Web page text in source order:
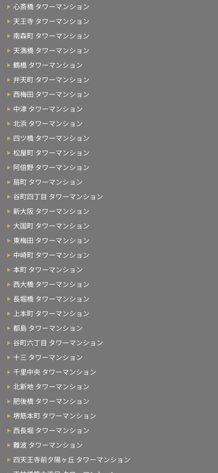
心斎橋 タワーマンション
天王寺 タワーマンション
南森町 タワーマンション
天満橋 タワーマンション
鶴橋 タワーマンション
弁天町 タワーマンション
西梅田 タワーマンション
中津 タワーマンション
北浜 タワーマンション
四ツ橋 タワーマンション
松屋町 タワーマンション
阿倍野 タワーマンション
扇町 タワーマンション
谷町四丁目 タワーマンション
新大阪 タワーマンション
大国町 タワーマンション
東梅田 タワーマンション
中崎町 タワーマンション
本町 タワーマンション
西大橋 タワーマンション
長堀橋 タワーマンション
上本町 タワーマンション
都島 タワーマンション
谷町六丁目 タワーマンション
十三 タワーマンション
千里中央 タワーマンション
北新地 タワーマンション
肥後橋 タワーマンション
堺筋本町 タワーマンション
西長堀 タワーマンション
難波 タワーマンション
四天王寺前夕陽ヶ丘 タワーマンション